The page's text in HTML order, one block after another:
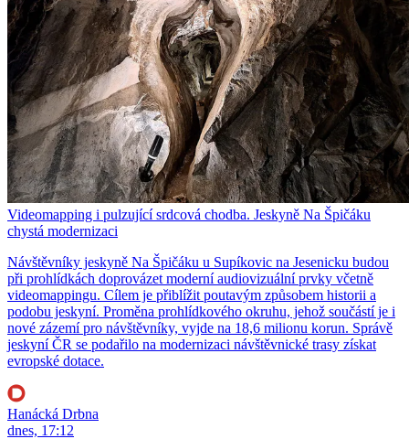
Videomapping i pulzující srdcová chodba. Jeskyně Na Špičáku
chystá modernizaci
Návštěvníky jeskyně Na Špičáku u Supíkovic na Jesenicku budou
při prohlídkách doprovázet moderní audiovizuální prvky včetně
videomappingu. Cílem je přiblížit poutavým způsobem historii a
podobu jeskyní. Proměna prohlídkového okruhu, jehož součástí je i
nové zázemí pro návštěvníky, vyjde na 18,6 milionu korun. Správě
jeskyní ČR se podařilo na modernizaci návštěvnické trasy získat
evropské dotace.
Hanácká Drbna
dnes, 17:12